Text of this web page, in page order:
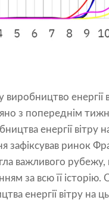
енергії
з попереднім
енергії вітру
зафіксував ринок
важливого
за всю її
енергії вітру на